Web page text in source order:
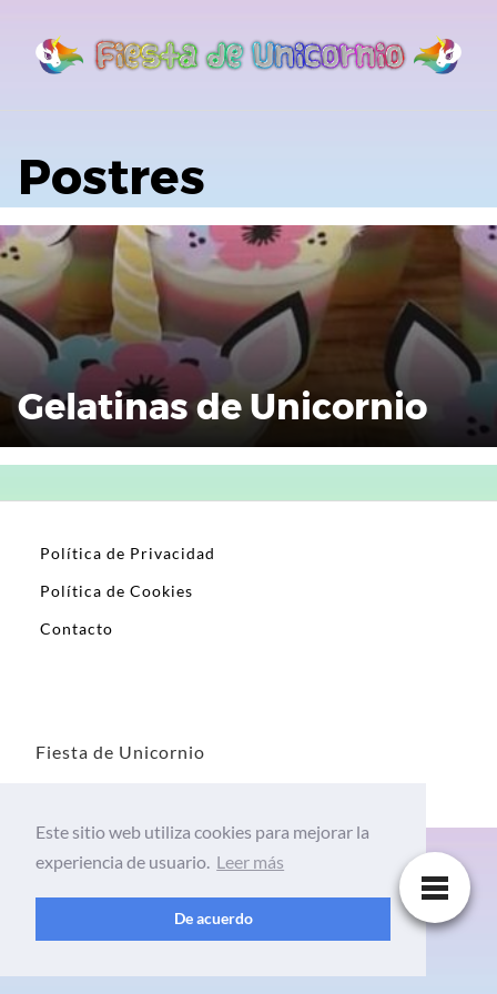
contenido
Postres
Gelatinas de Unicornio
Política de Privacidad
Política de Cookies
Contacto
Fiesta de Unicornio
Este sitio web utiliza cookies para mejorar la
experiencia de usuario. Leer más
De acuerdo